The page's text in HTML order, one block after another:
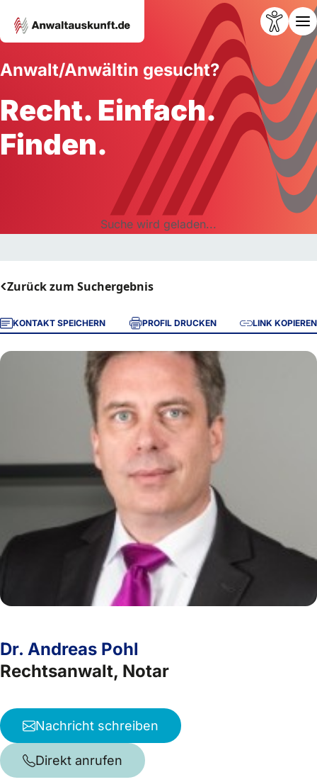
Anwalt/Anwältin gesucht?
Recht. Einfach.
Finden.
Suche wird geladen...
Zurück zum Suchergebnis
KONTAKT SPEICHERN PROFIL DRUCKEN LINK KOPIEREN
Dr. Andreas Pohl
Rechtsanwalt, Notar
Nachricht schreiben
Direkt anrufen